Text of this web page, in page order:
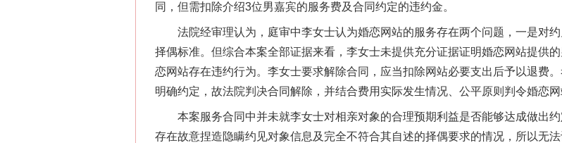
同，但需扣除介绍3位男嘉宾的服务费及合同约定的违约金。
法院经审理认为，庭审中李女士认为婚恋网站的服务存在两个问题，一是对约
择偶标准。但综合本案全部证据来看，李女士未提供充分证据证明婚恋网站提供
恋网站存在违约行为。李女士要求解除合同，应当扣除网站必要支出后予以退费
明确约定，故法院判决合同解除，并结合费用实际发生情况、公平原则判令婚恋网
本案服务合同中并未就李女士对相亲对象的合理预期利益是否能够达成做出约
存在故意捏造隐瞒约见对象信息及完全不符合其自述的择偶要求的情况，所以无
网上购药对药下症？
茶叶“炒上天”